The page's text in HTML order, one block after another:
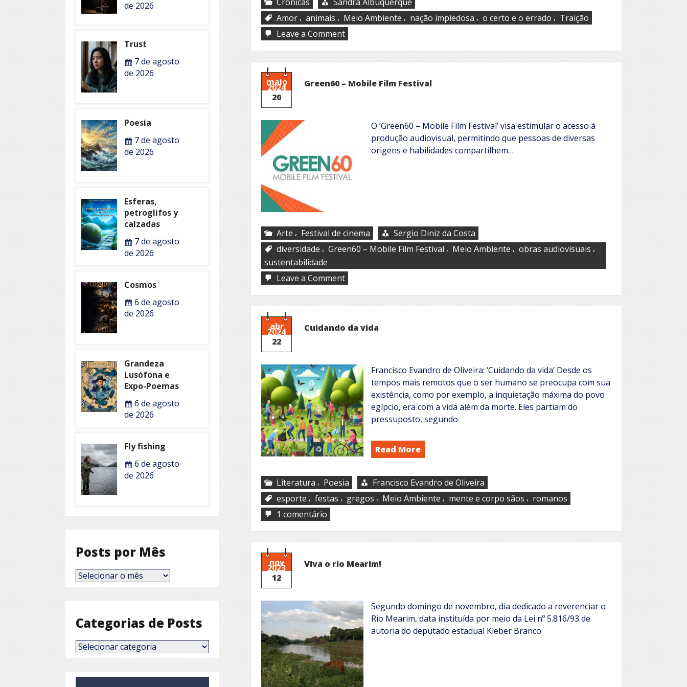
Amor , animais , Meio Ambiente , nação impiedosa , o certo e o errado , Traição
Leave a Commenton
É
o
dito
não
dito
maio
2024
20
Green60 – Mobile Film Festival
O ’Green60 – Mobile Film Festival’ visa estimular o acesso à
produção audiovisual, permitindo que pessoas de diversas
origens e habilidades compartilhem…
Arte , Festival de cinema
Sergio Diniz da Costa
diversidade , Green60 – Mobile Film Festival , Meio Ambiente , obras audiovisuais ,
sustentabilidade
Leave a Commenton
Green60
–
Mobile
Festival
abr
2024
22
Cuidando da vida
Francisco Evandro de Oliveira: ‘Cuidando da vida’ Desde os
tempos mais remotos que o ser humano se preocupa com sua
existência, como por exemplo, a inquietação máxima do povo
egípcio, era com a vida além da morte. Eles partiam do
pressuposto, segundo
Read More
Literatura , Poesia
Francisco Evandro de Oliveira
esporte , festas , gregos , Meio Ambiente , mente e corpo sãos , romanos
1 comentário
Cuidando
da
vida
nov
2023
12
Viva o rio Mearim!
Segundo domingo de novembro, dia dedicado a reverenciar o
Rio Mearim, data instituída por meio da Lei nº 5.816/93 de
autoria do deputado estadual Kleber Branco
de 2026
Trust
7 de agosto
de 2026
Poesia
7 de agosto
de 2026
Esferas,
petroglifos y
calzadas
7 de agosto
de 2026
Cosmos
6 de agosto
de 2026
Grandeza
Lusófona e
Expo-Poemas
6 de agosto
de 2026
Fly fishing
6 de agosto
de 2026
Posts por Mês
Posts
por
Categorias de Posts
Categorias
de